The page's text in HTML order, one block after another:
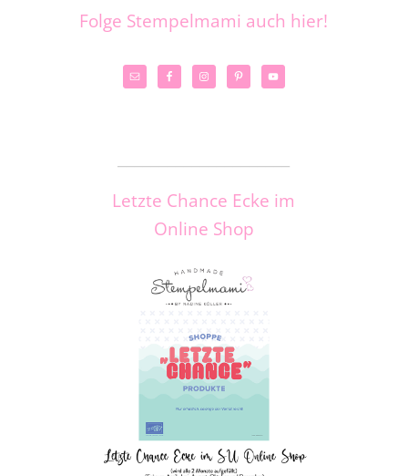
Folge Stempelmami auch hier!
Letzte Chance Ecke im
Online Shop